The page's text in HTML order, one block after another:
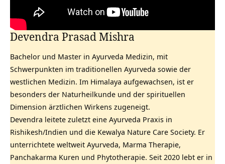
Devendra Prasad Mishra
Bachelor und Master in Ayurveda Medizin, mit
Schwerpunkten im traditionellen Ayurveda sowie der
westlichen Medizin. Im Himalaya aufgewachsen, ist er
besonders der Naturheilkunde und der spirituellen
Dimension ärztlichen Wirkens zugeneigt.
Devendra leitete zuletzt eine Ayurveda Praxis in
Rishikesh/Indien und die Kewalya Nature Care Society. Er
unterrichtete weltweit Ayurveda, Marma Therapie,
Panchakarma Kuren und Phytotherapie. Seit 2020 lebt er in